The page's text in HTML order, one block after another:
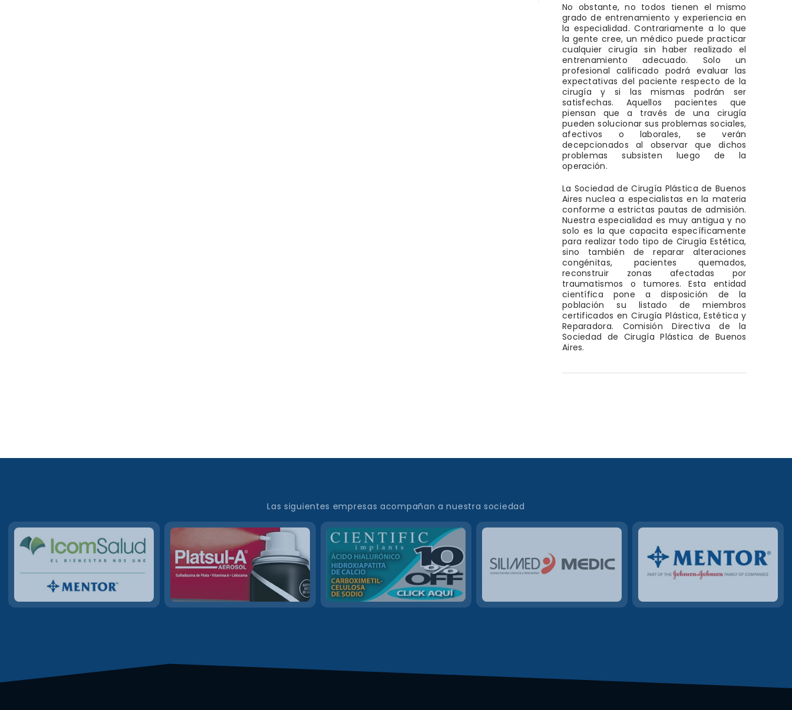
No obstante, no todos tienen el mismo
grado de entrenamiento y experiencia en
la especialidad. Contrariamente a lo que
la gente cree, un médico puede practicar
cualquier cirugía sin haber realizado el
entrenamiento adecuado. Solo un
profesional calificado podrá evaluar las
expectativas del paciente respecto de la
cirugía y si las mismas podrán ser
satisfechas. Aquellos pacientes que
piensan que a través de una cirugía
pueden solucionar sus problemas sociales,
afectivos o laborales, se verán
decepcionados al observar que dichos
problemas subsisten luego de la
operación.
La Sociedad de Cirugía Plástica de Buenos
Aires nuclea a especialistas en la materia
conforme a estrictas pautas de admisión.
Nuestra especialidad es muy antigua y no
solo es la que capacita específicamente
para realizar todo tipo de Cirugía Estética,
sino también de reparar alteraciones
congénitas, pacientes quemados,
reconstruir zonas afectadas por
traumatismos o tumores. Esta entidad
científica pone a disposición de la
población su listado de miembros
certificados en Cirugía Plástica, Estética y
Reparadora. Comisión Directiva de la
Sociedad de Cirugía Plástica de Buenos
Aires.
Las siguientes empresas acompañan a nuestra sociedad